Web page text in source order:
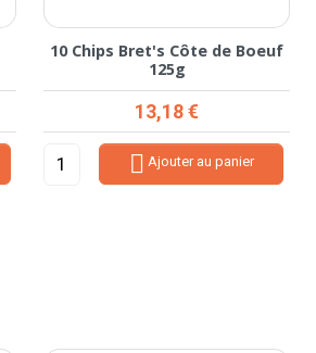
10 Chips Bret's Côte de Boeuf
125g
Prix
13,18 €
 Ajouter au panier